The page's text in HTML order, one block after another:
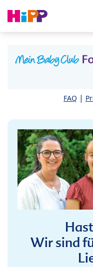
FAQ |
Wir sind